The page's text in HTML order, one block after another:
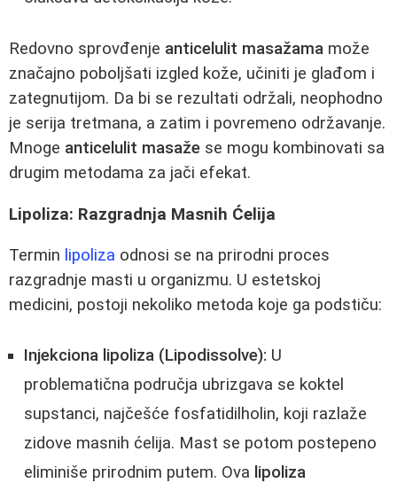
Redovno sprovđenje anticelulit masažama može
značajno poboljšati izgled kože, učiniti je glađom i
zategnutijom. Da bi se rezultati održali, neophodno
je serija tretmana, a zatim i povremeno održavanje.
Mnoge anticelulit masaže se mogu kombinovati sa
drugim metodama za jači efekat.
Lipoliza: Razgradnja Masnih Ćelija
Termin lipoliza odnosi se na prirodni proces
razgradnje masti u organizmu. U estetskoj
medicini, postoji nekoliko metoda koje ga podstiču:
Injekciona lipoliza (Lipodissolve): U
problematična područja ubrizgava se koktel
supstanci, najčešće fosfatidilholin, koji razlaže
zidove masnih ćelija. Mast se potom postepeno
eliminiše prirodnim putem. Ova lipoliza